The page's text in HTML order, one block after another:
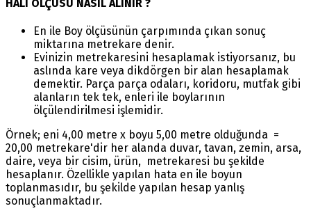
HALI ÖLÇÜSÜ NASIL ALINIR ?
En ile Boy ölçüsünün çarpımında çıkan sonuç
miktarına metrekare denir.
Evinizin metrekaresini hesaplamak istiyorsanız, bu
aslında kare veya dikdörgen bir alan hesaplamak
demektir. Parça parça odaları, koridoru, mutfak gibi
alanların tek tek, enleri ile boylarının
ölçülendirilmesi işlemidir.
Örnek; eni 4,00 metre x boyu 5,00 metre olduğunda =
20,00 metrekare'dir her alanda duvar, tavan, zemin, arsa,
daire, veya bir cisim, ürün, metrekaresi bu şekilde
hesaplanır. Özellikle yapılan hata en ile boyun
toplanmasıdır, bu şekilde yapılan hesap yanlış
sonuçlanmaktadır.